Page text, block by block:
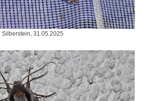
Silberstein, 31.05.2025